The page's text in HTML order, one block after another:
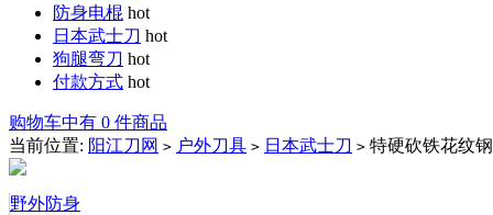
防身电棍 hot
日本武士刀 hot
狗腿弯刀 hot
付款方式 hot
购物车中有 0 件商品
当前位置: 阳江刀网 > 户外刀具 > 日本武士刀 > 特硬砍铁花纹
野外防身